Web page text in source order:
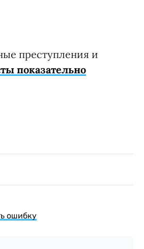
преступления и
показательно
ошибку